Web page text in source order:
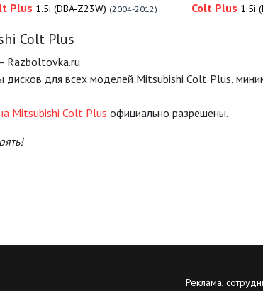
Plus 1.5i (DBA-Z23W) (2004-2012) Colt Plus 1.5i
Colt Plus
Razboltovka.ru
для всех моделей Mitsubishi Colt Plus,
Mitsubishi Colt Plus официально разрешены.
Реклама,